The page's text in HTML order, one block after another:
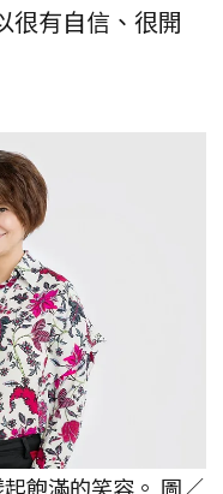
很有自信、很開
飽滿的笑容。 圖／